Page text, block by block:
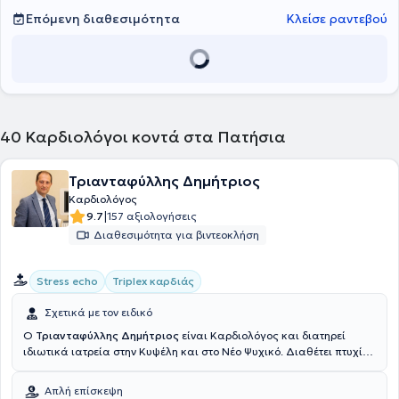
Επόμενη διαθεσιμότητα
Κλείσε ραντεβού
40 Καρδιολόγοι κοντά στα Πατήσια
Τριανταφύλλης Δημήτριος
Καρδιολόγος
9.7|157 αξιολογήσεις
Διαθεσιμότητα για βιντεοκλήση
Stress echo Triplex καρδιάς
Σχετικά με τον ειδικό
Ο Τριανταφύλλης Δημήτριος είναι Καρδιολόγος και διατηρεί
ιδιωτικά ιατρεία στην Κυψέλη και στο Νέο Ψυχικό. Διαθέτει πτυχίο
Υπερηχοκαρδιογραφία (stress echo, διοισοφάγειες μελέτες,
Απλή επίσκεψη